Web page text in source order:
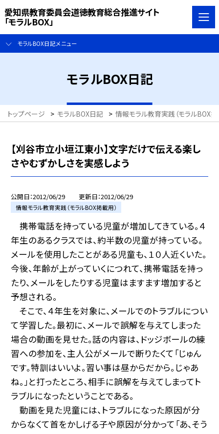
愛知県教育委員会道徳教育総合推進サイト
「モラルBOX」
モラルBOX日記メニュー
モラルBOX日記
トップページ > モラルBOX日記 > 情報モラル教育実践（モラルBOX掲
【刈谷市立小垣江東小】文字だけで伝える楽し
さやむずかしさを実感しよう
公開日 2012/06/29 更新日 2012/06/29
情報モラル教育実践（モラルBOX掲載用）
携帯電話を持っている児童が増加してきている。４
年生のあるクラスでは、約半数の児童が持っている。
メールを使用したことがある児童も、１０人近くいた。
今後、年齢が上がっていくにつれて、携帯電話を持っ
たり、メールをしたりする児童はますます増加すると
予想される。
そこで、４年生を対象に、メールでのトラブルについ
て学習した。最初に、メールで誤解を与えてしまった
場合の動画を見せた。話の内容は、ドッジボールの練
習への参加を、主人公がメールで断りたくて「じゅん
です。特訓はいいよ。習い事は昼からだから。じゃあ
ね。」と打ったところ、相手に誤解を与えてしまってト
ラブルになったということである。
動画を見た児童には、トラブルになった原因が分
からなくて首をかしげる子や原因が分かって「あ、そう